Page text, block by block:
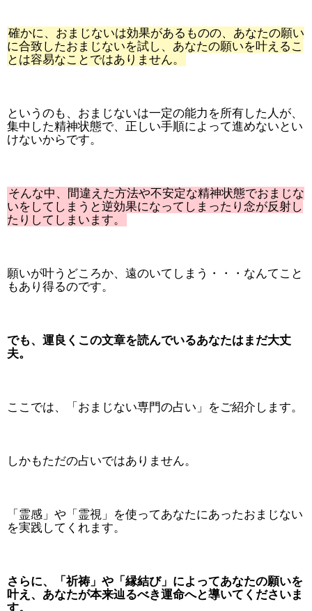
確かに、おまじないは効果があるものの、あなたの願い
に合致したおまじないを試し、あなたの願いを叶えるこ
とは容易なことではありません。
というのも、おまじないは一定の能力を所有した人が、
集中した精神状態で、正しい手順によって進めないとい
けないからです。
そんな中、間違えた方法や不安定な精神状態でおまじな
いをしてしまうと逆効果になってしまったり念が反射し
たりしてしまいます。
願いが叶うどころか、遠のいてしまう・・・なんてこと
もあり得るのです。
でも、運良くこの文章を読んでいるあなたはまだ大丈
夫。
ここでは、「おまじない専門の占い」をご紹介します。
しかもただの占いではありません。
「霊感」や「霊視」を使ってあなたにあったおまじない
を実践してくれます。
さらに、「祈祷」や「縁結び」によってあなたの願いを
叶え、あなたが本来辿るべき運命へと導いてくださいま
す。